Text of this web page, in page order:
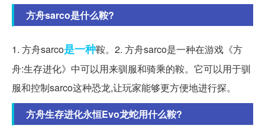
方舟sarco是什么鞍?
1. 方舟sarco是一种鞍。2. 方舟sarco是一种在游戏《方
舟:生存进化》中可以用来驯服和骑乘的鞍。它可以用于驯
服和控制sarco这种恐龙,让玩家能够更方便地进行探。
方舟生存进化永恒Evo龙蛇用什么鞍?